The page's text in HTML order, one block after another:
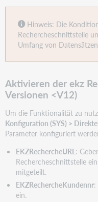
Hinweis: Die
Rechercheschnittstelle
Umfang von
Aktivieren der ekz
Versionen <V12)
Um die Funktionalität zu
Konfiguration (SYS) >
Parameter konfiguriert
EKZRechercheURL :
Rechercheschnittstelle
mitgeteilt.
EKZRechercheKundennr:
ein.